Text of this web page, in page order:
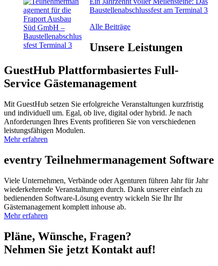
Baustellenabschlussfest am Terminal 3
Alle Beiträge
Unsere Leistungen
GuestHub Plattformbasiertes Full-
Service Gäste­management
Mit GuestHub setzen Sie erfolgreiche Veranstaltungen kurzfristig
und individuell um. Egal, ob live, digital oder hybrid. Je nach
Anforderungen Ihres Events profitieren Sie von verschiedenen
leistungsfähigen Modulen.
Mehr erfahren
eventry Teilnehmer­management Software
Viele Unternehmen, Verbände oder Agenturen führen Jahr für Jahr
wiederkehrende Veranstaltungen durch. Dank unserer einfach zu
bedienenden Software-Lösung eventry wickeln Sie Ihr Ihr
Gästemanagement komplett inhouse ab.
Mehr erfahren
Pläne, Wünsche, Fragen?
Nehmen Sie jetzt Kontakt auf!